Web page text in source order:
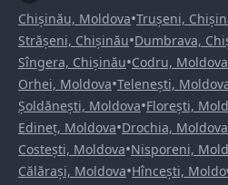
Chișinău, Moldova•Trușeni,
Strășeni, Chișinău•Dumbrava,
Sîngera, Chișinău•Codru, Moldova
Orhei, Moldova•Telenești,
Șoldănești, Moldova•Florești,
Edineț, Moldova•Drochia, Moldova
Costești, Moldova•Nisporeni,
Călărași, Moldova•Hîncești,